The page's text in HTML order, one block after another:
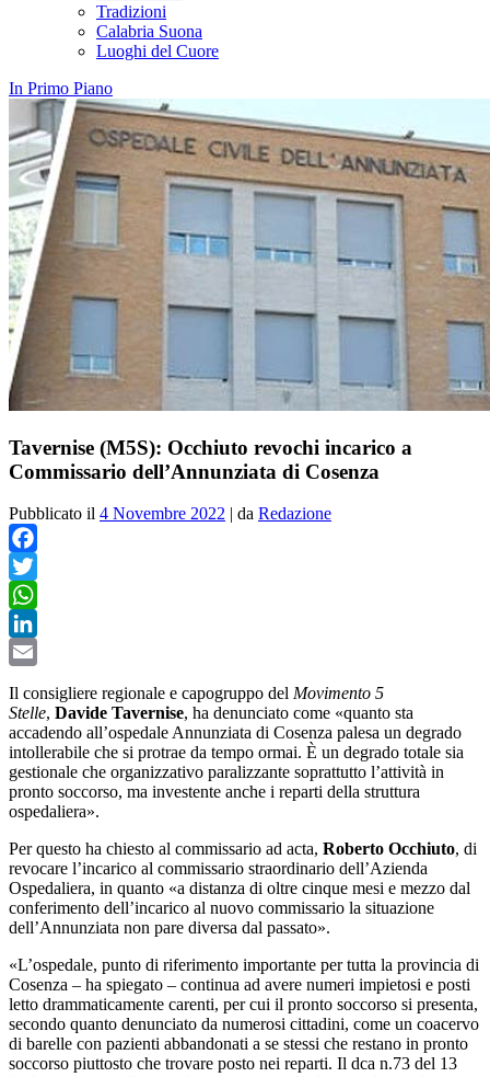
Tradizioni
Calabria Suona
Luoghi del Cuore
In Primo Piano
Tavernise (M5S): Occhiuto revochi incarico a
Commissario dell’Annunziata di Cosenza
Pubblicato il 4 Novembre 2022 | da Redazione
Facebook
Twitter
WhatsApp
LinkedIn
Il consigliere regionale e capogruppo del Movimento 5
Stelle, Davide Tavernise, ha denunciato come «quanto sta
accadendo all’ospedale Annunziata di Cosenza palesa un degrado
intollerabile che si protrae da tempo ormai. È un degrado totale sia
gestionale che organizzativo paralizzante soprattutto l’attività in
pronto soccorso, ma investente anche i reparti della struttura
ospedaliera».
Per questo ha chiesto al commissario ad acta, Roberto Occhiuto, di
revocare l’incarico al commissario straordinario dell’Azienda
Ospedaliera, in quanto «a distanza di oltre cinque mesi e mezzo dal
conferimento dell’incarico al nuovo commissario la situazione
dell’Annunziata non pare diversa dal passato».
«L’ospedale, punto di riferimento importante per tutta la provincia di
Cosenza – ha spiegato – continua ad avere numeri impietosi e posti
letto drammaticamente carenti, per cui il pronto soccorso si presenta,
secondo quanto denunciato da numerosi cittadini, come un coacervo
di barelle con pazienti abbandonati a se stessi che restano in pronto
soccorso piuttosto che trovare posto nei reparti. Il dca n.73 del 13